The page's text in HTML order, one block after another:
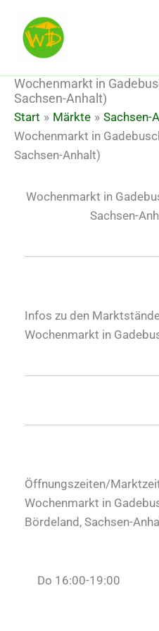
Inhalt
springen
Wochenmarkt in
Sachsen-Anhalt)
Start Märkte
Sachsen-
Wochenmarkt in
Sachsen-Anhalt)
Wochenmarkt in
Sachsen-
Infos zu den
Wochenmarkt in
Öffnungszeiten/
Wochenmarkt in
Bördeland, Sachsen-
Do 16:00-19:00